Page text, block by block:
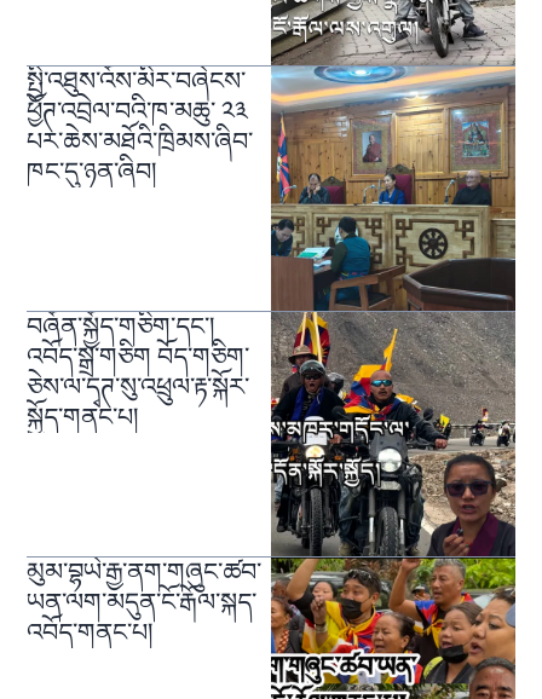
སྤྱི་འཐུས་འོས་མིར་བཞེངས་
ཕྱོཊ་འབྲེལ་བའི་ཁ་མཆུ་ ༢༣
པར་ཆེས་མཐོའི་ཁྲིམས་ཞིབ་
ཁང་དུ་ཉན་ཞིབ།
བཞོན་སྐྱོད་གཅིག་དང་།
འབོད་སྒྲ་གཅིག བོད་གཅིག་
ཅེས་ལ་དྭཊ་སུ་འཕྲུལ་རྟ་སྐོར་
སྐྱོད་གནང་པ།
མུམ་བྷཡེ་རྒྱ་ནག་གཞུང་ཚབ་
ཡན་ལག་མདུན་ངོ་རྒོལ་སྐད་
འབོད་གནང་པ།